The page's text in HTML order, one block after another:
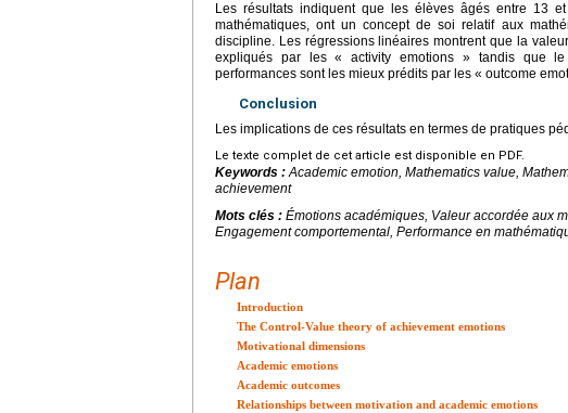
Les résultats indiquent que les élèves âgés entre 13
mathématiques, ont un concept de soi relatif aux
discipline. Les régressions linéaires montrent que la
expliqués par les « activity emotions » tandis que
performances sont les mieux prédits par les « outcome
Conclusion
Les implications de ces résultats en termes de pratiques
Le texte complet de cet article est disponible en PDF.
Keywords :Academic emotion, Mathematics value,
achievement
Mots clés : Émotions académiques, Valeur accordée aux
Engagement comportemental, Performance en
Plan
Introduction
The Control-Value theory of achievement emotions
Motivational dimensions
Academic emotions
Academic outcomes
Relationships between motivation and academic emotions